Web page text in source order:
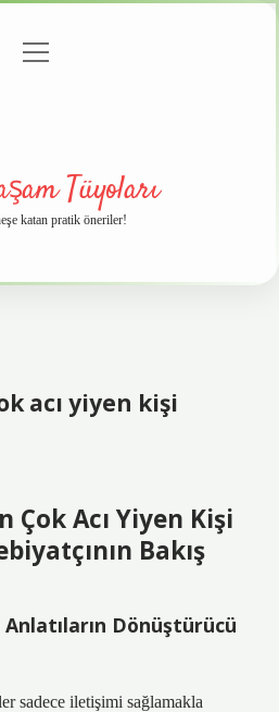
menüyü
Tüyoları
katan pratik öneriler!
acı yiyen kişi
Çok Acı Yiyen Kişi
Bakış
Dönüştürücü
sadece iletişimi sağlamakla